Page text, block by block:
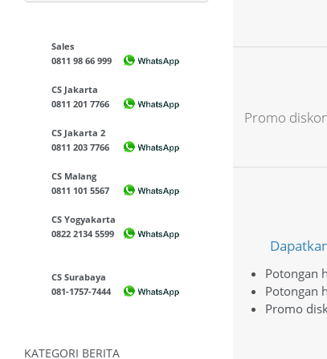
Sales
0811 98 66 999
CS Jakarta
0811 201 7766
CS Jakarta 2
0811 203 7766
CS Malang
0811 101 5567
CS Yogyakarta
0822 2134 5599
CS Surabaya
081-1757-7444
KATEGORI BERITA
Promo
Potongan
Potongan
Promo